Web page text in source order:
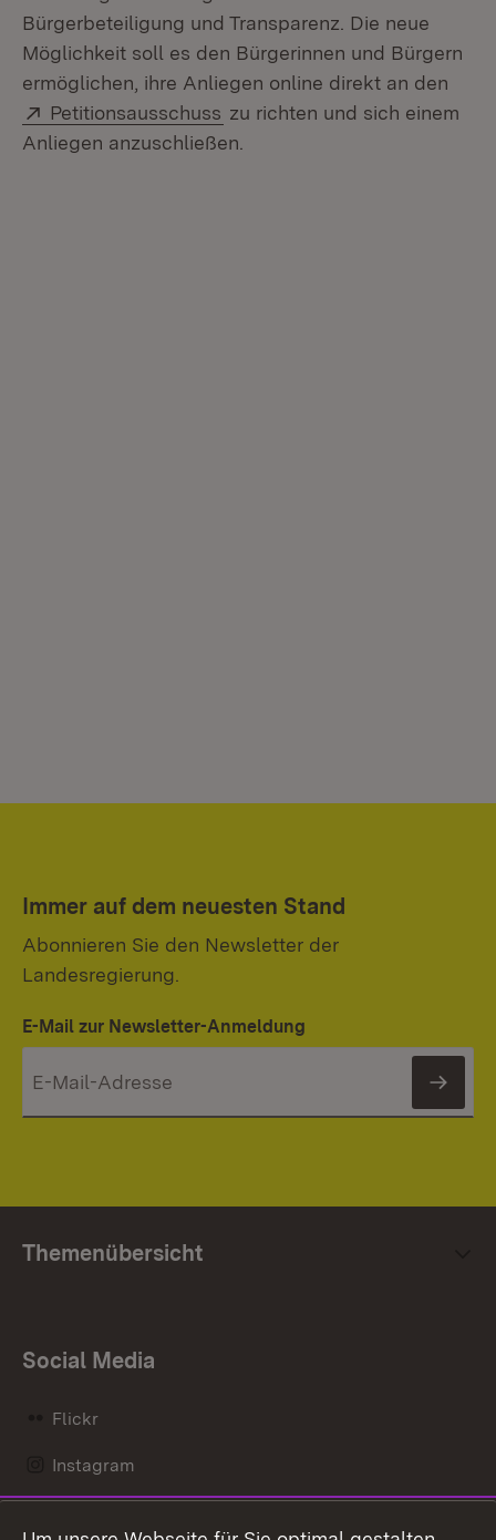
Bürgerbeteiligung und Transparenz. Die neue
Möglichkeit soll es den Bürgerinnen und Bürgern
ermöglichen, ihre Anliegen online direkt an den
Extern:
Petitionsausschuss (Öffnet in neuem Fenster)
zu richten und sich einem
Anliegen anzuschließen.
Immer auf dem neuesten Stand
Abonnieren Sie den Newsletter der
Landesregierung.
E-Mail zur Newsletter-Anmeldung
Themenübersicht
Social Media
Flickr
Instagram